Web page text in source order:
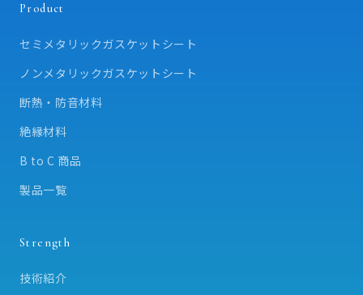
Product
セミメタリックガスケットシート
ノンメタリックガスケットシート
断熱・防音材料
絶縁材料
B to C 商品
製品一覧
Strength
技術紹介